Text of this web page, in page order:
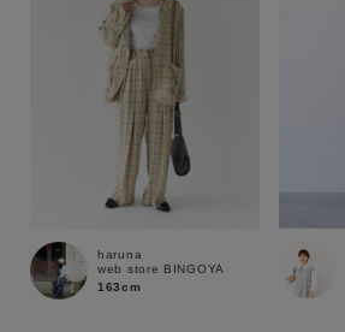
haruna
web store BINGOYA
163cm